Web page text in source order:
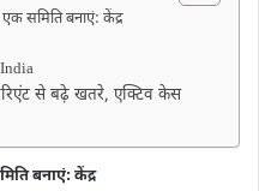
एक समिति बनाएं: केंद्र
से बढ़े खतरे, एक्टिव केस
बनाएं: केंद्र